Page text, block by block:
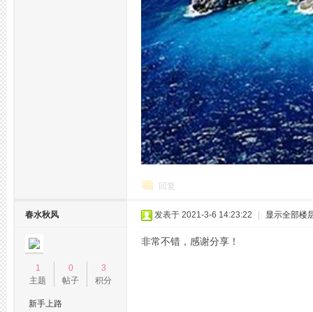
回复
春水秋风
1
主题
0
帖子
3
积分
新手上路
发表于 2021-3-6 14:23:22 显示全部楼
非常不错，感谢分享！